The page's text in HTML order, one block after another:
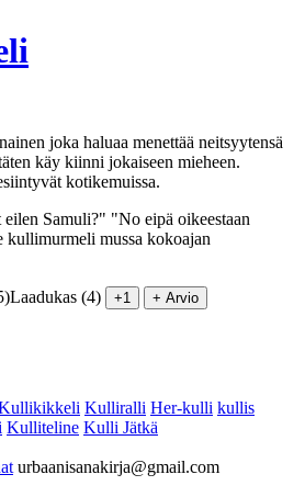
joka haluaa menettää neitsyytensä
käy kiinni jokaiseen mieheen.
kotikemuissa.
Samuli?" "No eipä oikeestaan
kullimurmeli mussa kokoajan
Laadukas (4) +1 + Arvio
Kulliralli Her-kulli kullis
Kulliteline Kulli Jätkä
urbaanisanakirja@gmail.com